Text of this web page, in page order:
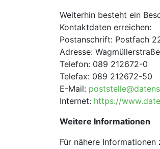
Weiterhin besteht ein
Kontaktdaten erreichen:
Postanschrift: Postfach
Adresse:
Telefon: 089 212672-0
Telefax: 089 212672-50
E-Mail:
Internet: https://
Weitere Informationen
Für nähere